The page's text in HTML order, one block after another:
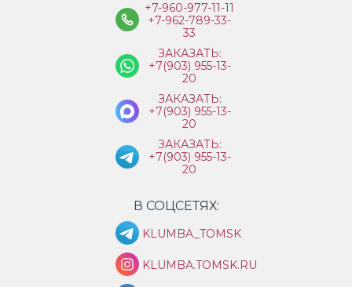
+7-960-977-11-11
+7-962-789-33-
33
ЗАКАЗАТЬ:
+7(903) 955-13-
20
ЗАКАЗАТЬ:
+7(903) 955-13-
20
ЗАКАЗАТЬ:
+7(903) 955-13-
20
В СОЦСЕТЯХ:
KLUMBA_TOMSK
KLUMBA.TOMSK.RU